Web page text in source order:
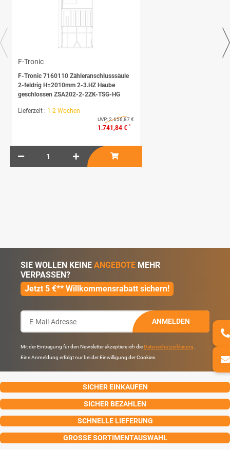
F-Tronic
F-Tronic 7160110 Zähleranschlusssäule
2-feldrig H=2010mm 2-3.HZ Haube
geschlossen ZSA202-2-2ZK-TSG-HG
Lieferzeit : 1-2 Wochen
UVP:2.656,87 €
1.741,84 € *
SIE WOLLEN KEINE ANGEBOTE MEHR
VERPASSEN?
Jetzt 5 €** Willkommensrabatt sichern!
ANMELDEN
Mit der Eintragung für den Newsletter akzeptiere ich die Datenschutzerklärung
Eine Anmeldung erfolgt nur bei der Einwilligung der Cookies.
SICHER EINKAUFEN
SICHER BEZAHLEN
SCHNELLE LIEFERUNG
GROSSE SORTIMENTAUSWAHL